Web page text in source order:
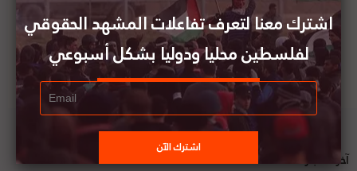
آخر الأخبار
اشترك معنا لتعرف تفاعلات المشهد الحقوقي
لفلسطين محليا ودوليا بشكل أسبوعي